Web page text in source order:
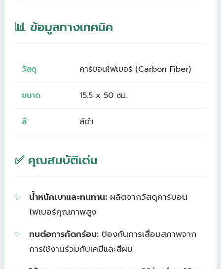
📊 ข้อมูลทางเทคนิค
วัสดุ คาร์บอนไฟเบอร์ (Carbon Fiber)
ขนาด 15.5 x 50 ซม.
สี สีดำ
✅ คุณสมบัติเด่น
น้ำหนักเบาและทนทาน: ผลิตจากวัสดุคาร์บอน
ไฟเบอร์คุณภาพสูง
ทนต่อการกัดกร่อน: ป้องกันการเสื่อมสภาพจาก
การใช้งานร่วมกับเคมีและสีผม